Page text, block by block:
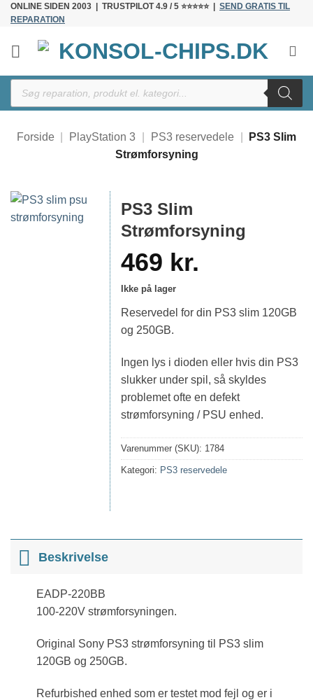
Fortsæt
indhold
ONLINE SIDEN 2003 | TRUSTPILOT 4.9 / 5 ⭐⭐⭐⭐⭐ | SEND GRATIS TIL
REPARATION
Products
search
Forside PlayStation 3 PS3 reservedele
PS3 Slim
Strømforsyning
PS3 Slim
Strømforsyning
469 kr.
Ikke på lager
Reservedel for din PS3 slim 120GB
og 250GB.
Ingen lys i dioden eller hvis din PS3
slukker under spil, så skyldes
problemet ofte en defekt
strømforsyning / PSU enhed.
Varenummer (SKU): 1784
Kategori: PS3 reservedele
Beskrivelse
EADP-220BB
100-220V strømforsyningen.
Original Sony PS3 strømforsyning til PS3 slim
120GB og 250GB.
Refurbished enhed som er testet mod fejl og er i